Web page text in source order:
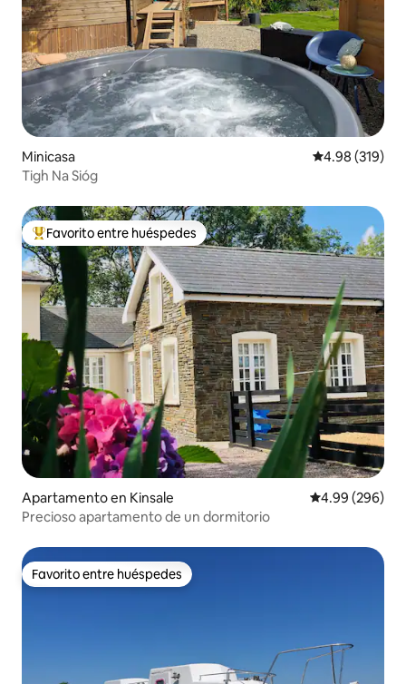
Minicasa Calificación
4.98 (319)
Tigh Na Sióg
Favorito entre huéspedes preferido
Favorito entre huéspedes
Apartamento en Kinsale Calificación
4.99 (296)
Precioso apartamento de un dormitorio
Favorito entre huéspedes
Favorito entre huéspedes